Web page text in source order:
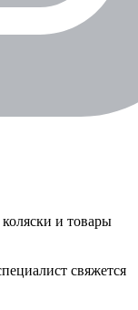
и товары
свяжется